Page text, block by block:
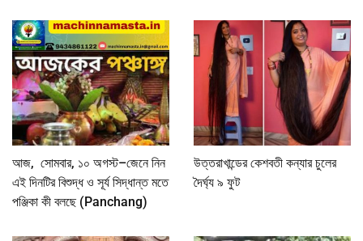
আজ, সোমবার, ১০ অগস্ট–জেনে নিন
এই দিনটির বিশুদ্ধ ও সূর্য সিদ্ধান্ত মতে
পঞ্জিকা কী বলছে (Panchang)
উত্তরাখান্ডের কেশবতী কন্যার চুলের
দৈর্ঘ্য ৯ ফুট